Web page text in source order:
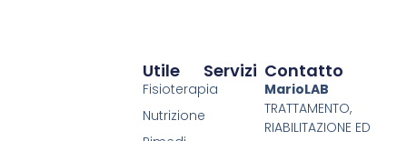
Servizi
Utile
Fisioterapia
Nutrizione
Contatto
MarioLAB
TRATTAMENTO,
RIABILITAZIONE ED